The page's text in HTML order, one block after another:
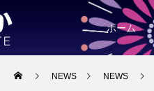
ホーム
NEWS NEWS